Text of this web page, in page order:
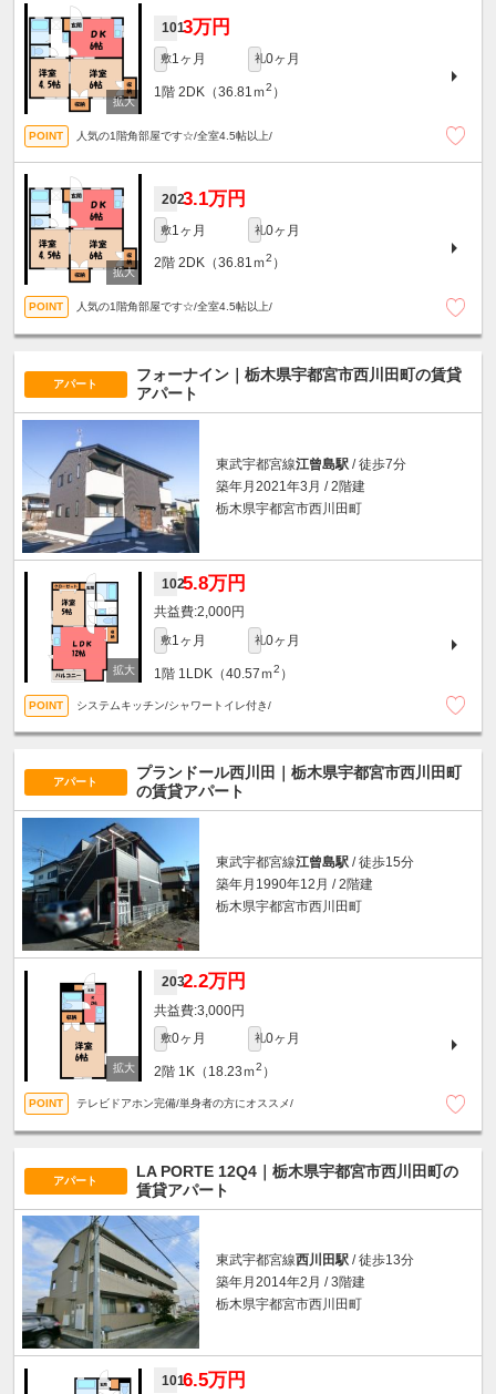
1013万円
敷1ヶ月 礼0ヶ月
1階 2DK（36.81ｍ2 ）
人気の1階角部屋です☆/全室4.5帖以上/
2023.1万円
敷1ヶ月 礼0ヶ月
2階 2DK（36.81ｍ2 ）
人気の1階角部屋です☆/全室4.5帖以上/
アパート
フォーナイン｜栃木県宇都宮市西川田町の賃貸
アパート
東武宇都宮線江曾島駅 / 徒歩7分
築年月2021年3月 / 2階建
栃木県宇都宮市西川田町
1025.8万円
2,000円
敷1ヶ月 礼0ヶ月
1階 1LDK（40.57ｍ2 ）
システムキッチン/シャワートイレ付き/
アパート
プランドール西川田｜栃木県宇都宮市西川田町
の賃貸アパート
東武宇都宮線江曾島駅 / 徒歩15分
築年月1990年12月 / 2階建
栃木県宇都宮市西川田町
2032.2万円
3,000円
敷0ヶ月 礼0ヶ月
2階 1K（18.23ｍ2 ）
テレビドアホン完備/単身者の方にオススメ/
アパート
LA PORTE 12Q4｜栃木県宇都宮市西川田町の
賃貸アパート
東武宇都宮線西川田駅 / 徒歩13分
築年月2014年2月 / 3階建
栃木県宇都宮市西川田町
1016.5万円